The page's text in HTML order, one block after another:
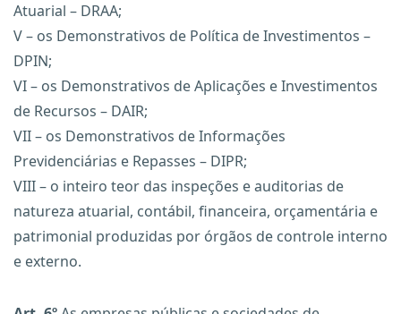
Atuarial – DRAA;
V – os Demonstrativos de Política de Investimentos –
DPIN;
VI – os Demonstrativos de Aplicações e Investimentos
de Recursos – DAIR;
VII – os Demonstrativos de Informações
Previdenciárias e Repasses – DIPR;
VIII – o inteiro teor das inspeções e auditorias de
natureza atuarial, contábil, financeira, orçamentária e
patrimonial produzidas por órgãos de controle interno
e externo.